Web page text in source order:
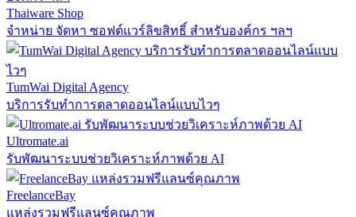
Thaiware Shop
จำหน่าย จัดหา ซอฟต์แวร์ลิขสิทธิ์ สำหรับองค์กร ฯลฯ
TumWai Digital Agency
บริการรับทำการตลาดออนไลน์แบบไวๆ
Ultromate.ai
รับพัฒนาระบบช่วยวิเคราะห์ภาพด้วย AI
FreelanceBay
แหล่งรวมฟรีแลนซ์คุณภาพ